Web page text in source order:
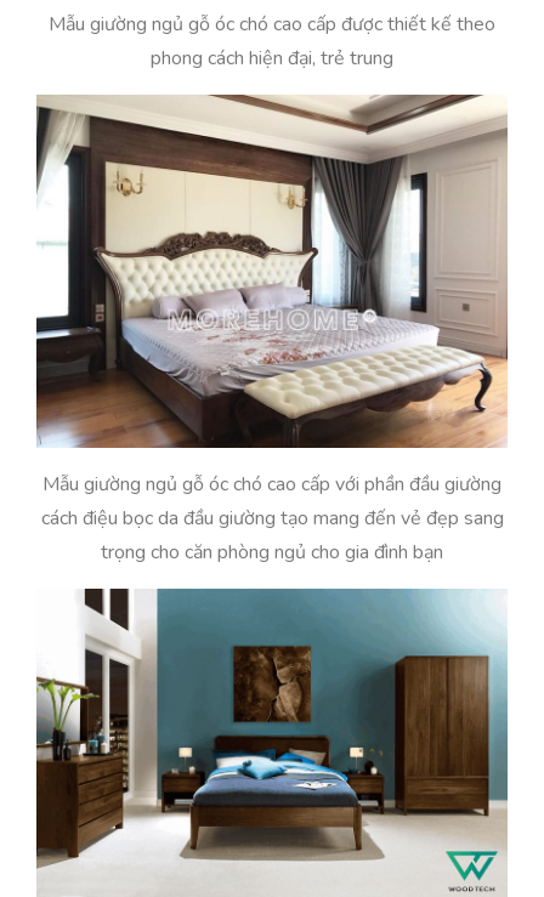
Mẫu giường ngủ gỗ óc chó cao cấp được thiết kế theo
phong cách hiện đại, trẻ trung
Mẫu giường ngủ gỗ óc chó cao cấp với phần đầu giường
cách điệu bọc da đầu giường tạo mang đến vẻ đẹp sang
trọng cho căn phòng ngủ cho gia đình bạn